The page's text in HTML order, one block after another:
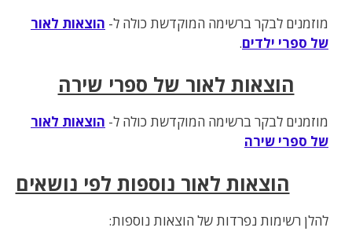
מוזמנים לבקר ברשימה המוקדשת כולה ל-הוצאות לאור
של ספרי ילדים.
הוצאות לאור של ספרי שירה
מוזמנים לבקר ברשימה המוקדשת כולה ל-הוצאות לאור
של ספרי שירה
הוצאות לאור נוספות לפי נושאים
להלן רשימות נפרדות של הוצאות נוספות: